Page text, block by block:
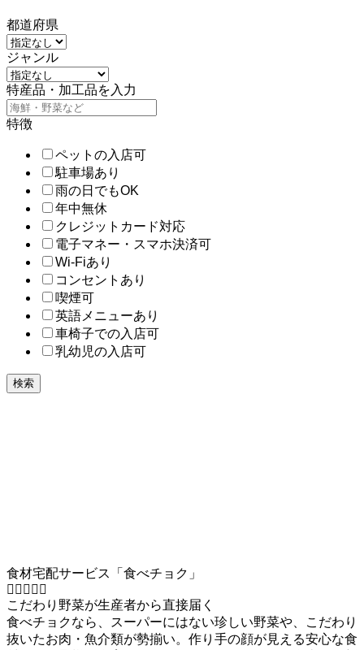
都道府県
ジャンル
特産品・加工品を入力
特徴
ペットの入店可
駐車場あり
雨の日でもOK
年中無休
クレジットカード対応
電子マネー・スマホ決済可
Wi-Fiあり
コンセントあり
喫煙可
英語メニューあり
車椅子での入店可
乳幼児の入店可
検索
食材宅配サービス「食べチョク」
こだわり野菜が生産者から直接届く
食べチョクなら、スーパーにはない珍しい野菜や、こだわり
抜いたお肉・魚介類が勢揃い。作り手の顔が見える安心な食